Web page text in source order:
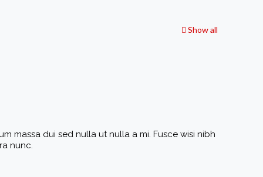
Show all
massa dui sed nulla ut nulla a mi. Fusce wisi nibh
nunc.